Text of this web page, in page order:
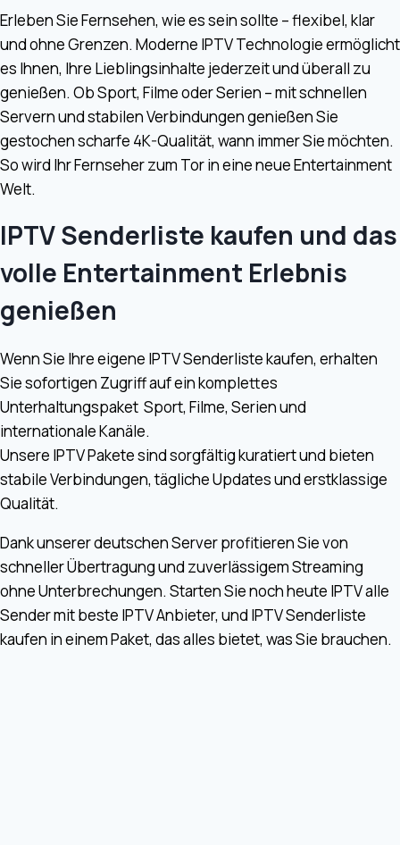
Erleben Sie Fernsehen, wie es sein sollte – flexibel, klar
und ohne Grenzen. Moderne IPTV Technologie ermöglicht
es Ihnen, Ihre Lieblingsinhalte jederzeit und überall zu
genießen. Ob Sport, Filme oder Serien – mit schnellen
Servern und stabilen Verbindungen genießen Sie
gestochen scharfe 4K-Qualität, wann immer Sie möchten.
So wird Ihr Fernseher zum Tor in eine neue Entertainment
Welt.
IPTV Senderliste kaufen und das
volle Entertainment Erlebnis
genießen
Wenn Sie Ihre eigene IPTV Senderliste kaufen, erhalten
Sie sofortigen Zugriff auf ein komplettes
Unterhaltungspaket Sport, Filme, Serien und
internationale Kanäle.
Unsere IPTV Pakete sind sorgfältig kuratiert und bieten
stabile Verbindungen, tägliche Updates und erstklassige
Qualität.
Dank unserer deutschen Server profitieren Sie von
schneller Übertragung und zuverlässigem Streaming
ohne Unterbrechungen. Starten Sie noch heute IPTV alle
Sender mit beste IPTV Anbieter, und IPTV Senderliste
kaufen in einem Paket, das alles bietet, was Sie brauchen.